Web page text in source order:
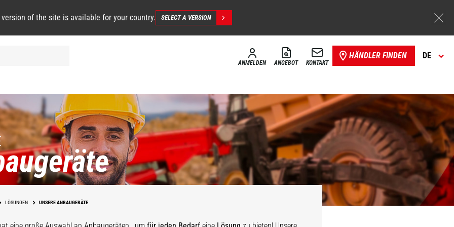
version of the site is available for your country. SELECT A VERSION
ANMELDEN ANGEBOT KONTAKT
HÄNDLER FINDEN DE
LÖSUNGEN UNSERE ANBAUGERÄTE